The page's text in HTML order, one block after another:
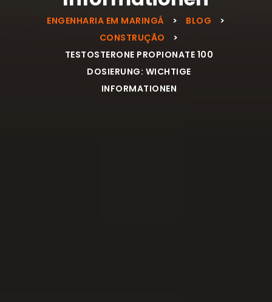
ENGENHARIA EM MARINGÁ > BLOG
>
CONSTRUÇÃO
>
TESTOSTERONE PROPIONATE 100
DOSIERUNG: WICHTIGE
INFORMATIONEN